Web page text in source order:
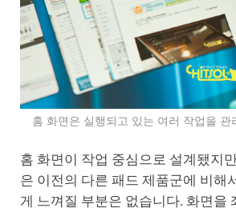
홈 화면은 실행되고 있는 여러 작업을 관
홈 화면이 작업 중심으로 설계됐지
은 이전의 다른 패드 제품군에 비해
게 느껴질 부분은 없습니다. 화면을